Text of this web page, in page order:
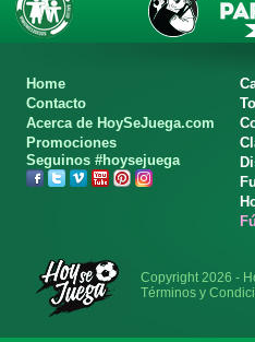
Home
Contacto
Acerca de HoySeJuega.com
Promociones
Seguinos #hoysejuega
Copyright 2026 -
Términos y